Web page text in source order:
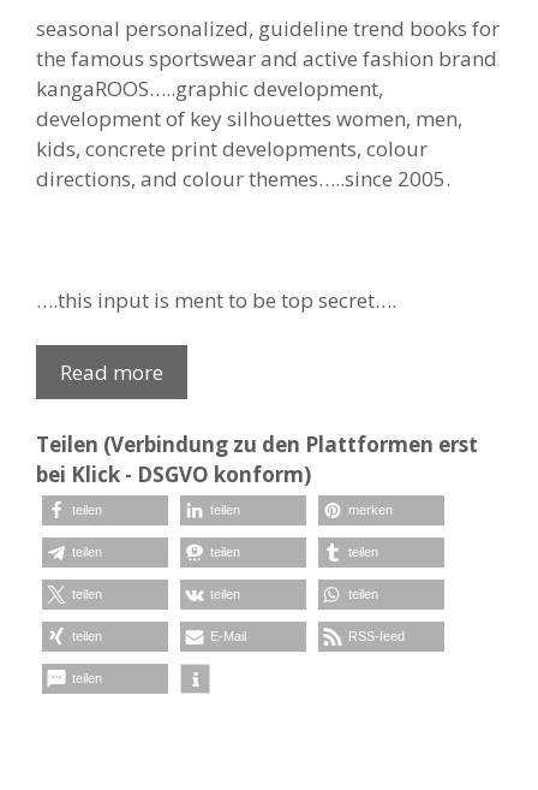
seasonal personalized, guideline trend books for
the famous sportswear and active fashion brand
kangaROOS…..graphic development,
development of key silhouettes women, men,
kids, concrete print developments, colour
directions, and colour themes…..since 2005.
….this input is ment to be top secret….
Read more
Teilen (Verbindung zu den Plattformen erst
bei Klick - DSGVO konform)
teilen teilen merken
teilen teilen teilen
teilen teilen teilen
teilen E-Mail RSS-feed
teilen